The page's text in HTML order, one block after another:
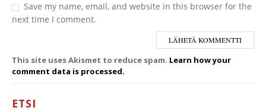
Save my name, email, and website in this browser for the
next time I comment.
This site uses Akismet to reduce spam. Learn how your
comment data is processed.
ETSI